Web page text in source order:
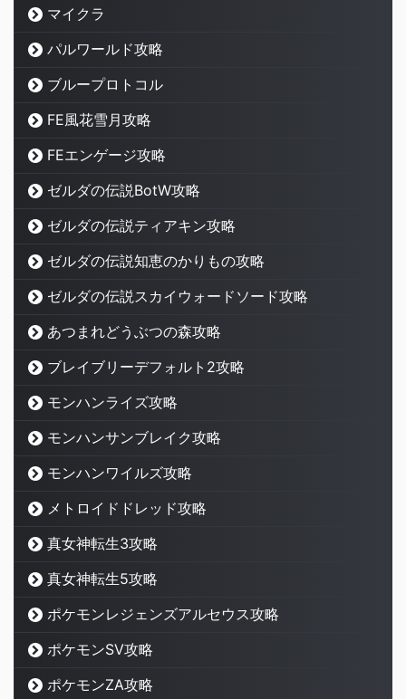
マイクラ
パルワールド攻略
ブループロトコル
FE風花雪月攻略
FEエンゲージ攻略
ゼルダの伝説BotW攻略
ゼルダの伝説ティアキン攻略
ゼルダの伝説知恵のかりもの攻略
ゼルダの伝説スカイウォードソード攻略
あつまれどうぶつの森攻略
ブレイブリーデフォルト2攻略
モンハンライズ攻略
モンハンサンブレイク攻略
モンハンワイルズ攻略
メトロイドドレッド攻略
真女神転生3攻略
真女神転生5攻略
ポケモンレジェンズアルセウス攻略
ポケモンSV攻略
ポケモンZA攻略